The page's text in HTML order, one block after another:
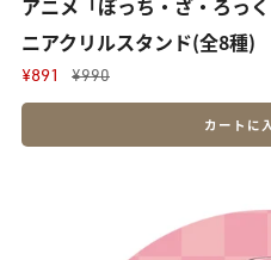
ニアクリルスタンド(全8種)
¥891 ¥990
カートに